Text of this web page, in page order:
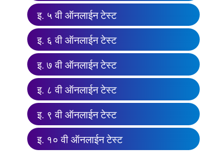
इ. ५ वी ऑनलाईन टेस्ट
इ. ६ वी ऑनलाईन टेस्ट
इ. ७ वी ऑनलाईन टेस्ट
इ. ८ वी ऑनलाईन टेस्ट
इ. ९ वी ऑनलाईन टेस्ट
इ. १० वी ऑनलाईन टेस्ट